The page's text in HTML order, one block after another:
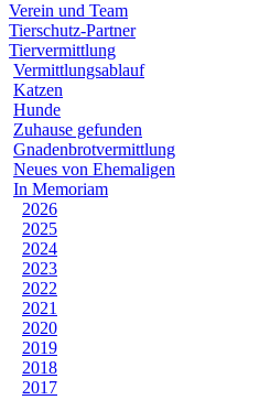
Verein und Team
Tierschutz-Partner
Tiervermittlung
Vermittlungsablauf
Katzen
Hunde
Zuhause gefunden
Gnadenbrotvermittlung
Neues von Ehemaligen
In Memoriam
2026
2025
2024
2023
2022
2021
2020
2019
2018
2017